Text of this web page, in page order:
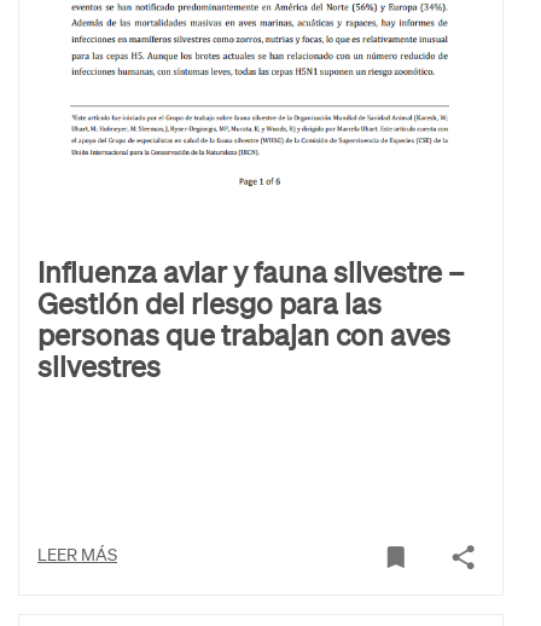
Influenza aviar y fauna silvestre –
Gestión del riesgo para las
personas que trabajan con aves
silvestres
LEER MÁS